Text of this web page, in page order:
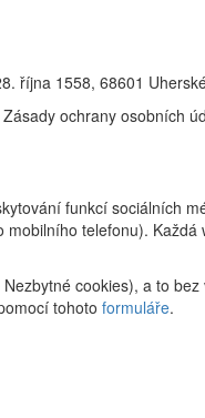
října 1558, 68601
ochrany osobních
funkcí sociálních
telefonu).
cookies), a to
tohoto formuláře.